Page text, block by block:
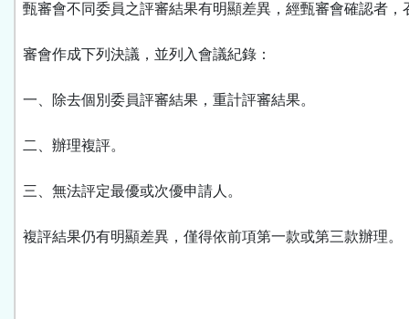
甄審會不同委員之評審結果有明顯差異，經甄審會確認者，
審會作成下列決議，並列入會議紀錄：
一、除去個別委員評審結果，重計評審結果。
二、辦理複評。
三、無法評定最優或次優申請人。
複評結果仍有明顯差異，僅得依前項第一款或第三款辦理。